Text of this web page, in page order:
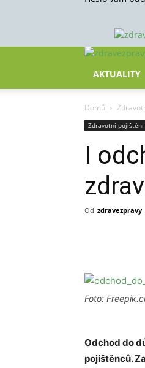
AKTUALITY
Domů
Zdravotní pojištění
I
Od zdravezpravy
Foto:
Odchod do
pojištěnců.